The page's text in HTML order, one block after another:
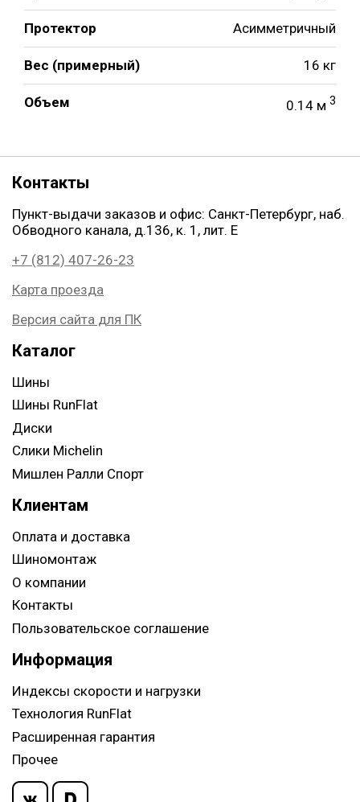
Протектор Асимметричный
Вес (примерный) 16 кг
Объем 0.14 м 3
Контакты
Пункт-выдачи заказов и офис: Санкт-Петербург, наб.
Обводного канала, д.136, к. 1, лит. Е
+7 (812) 407-26-23
Карта проезда
Версия сайта для ПК
Каталог
Шины
Шины RunFlat
Диски
Слики Michelin
Мишлен Ралли Спорт
Клиентам
Оплата и доставка
Шиномонтаж
О компании
Контакты
Пользовательское соглашение
Информация
Индексы скорости и нагрузки
Технология RunFlat
Расширенная гарантия
Прочее